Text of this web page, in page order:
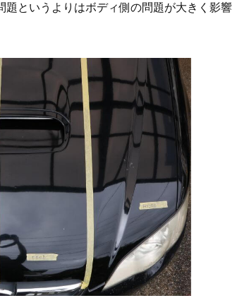
というよりはボディ側の問題が大きく影響